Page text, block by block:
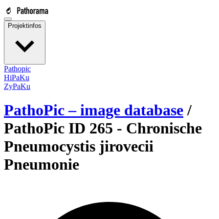
Projektinfos
Pathopic
HiPaKu
ZyPaKu
PathoPic – image database /
PathoPic ID 265 - Chronische
Pneumocystis jirovecii
Pneumonie